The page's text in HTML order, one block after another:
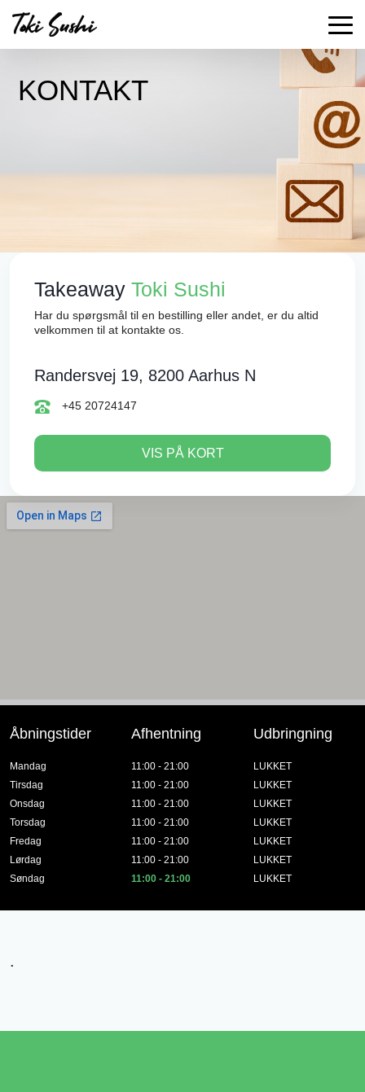
KONTAKT
Takeaway Toki Sushi
Har du spørgsmål til en bestilling eller andet, er du altid
velkommen til at kontakte os.
Randersvej 19, 8200 Aarhus N
+45 20724147
VIS PÅ KORT
Åbningstider
Mandag
Tirsdag
Onsdag
Torsdag
Fredag
Lørdag
Søndag
Afhentning
11:00 - 21:00
11:00 - 21:00
11:00 - 21:00
11:00 - 21:00
11:00 - 21:00
11:00 - 21:00
11:00 - 21:00
Udbringning
LUKKET
LUKKET
LUKKET
LUKKET
LUKKET
LUKKET
LUKKET
.